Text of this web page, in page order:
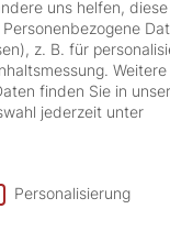
bei
der
uns helfen, diese
Personenbezogene
z. B. für
Weitere
finden Sie in
jederzeit unter
Personalisierung